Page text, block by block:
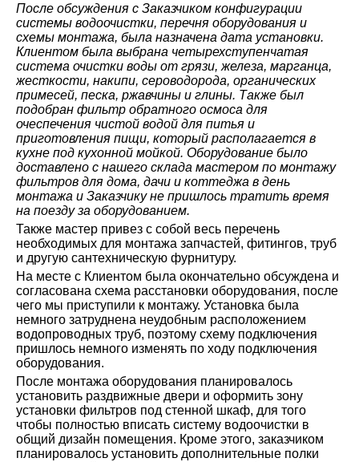
После обсуждения с Заказчиком конфигурации
системы водоочистки, перечня оборудования и
схемы монтажа, была назначена дата установки.
Клиентом была выбрана четырехступенчатая
система очистки воды от грязи, железа, марганца,
жесткости, накипи, сероводорода, органических
примесей, песка, ржавчины и глины. Также был
подобран фильтр обратного осмоса для
очеспечения чистой водой для питья и
приготовления пищи, который располагается в
кухне под кухонной мойкой. Оборудование было
доставлено с нашего склада мастером по монтажу
фильтров для дома, дачи и коттеджа в день
монтажа и Заказчику не пришлось тратить время
на поезду за оборудованием.
Также мастер привез с собой весь перечень
необходимых для монтажа запчастей, фитингов, труб
и другую сантехническую фурнитуру.
На месте с Клиентом была окончательно обсуждена и
согласована схема расстановки оборудования, после
чего мы приступили к монтажу. Установка была
немного затруднена неудобным расположением
водопроводных труб, поэтому схему подключения
пришлось немного изменять по ходу подключения
оборудования.
После монтажа оборудования планировалось
установить раздвижные двери и оформить зону
установки фильтров под стенной шкаф, для того
чтобы полностью вписать систему водоочистки в
общий дизайн помещения. Кроме этого, заказчиком
планировалось установить дополнительные полки